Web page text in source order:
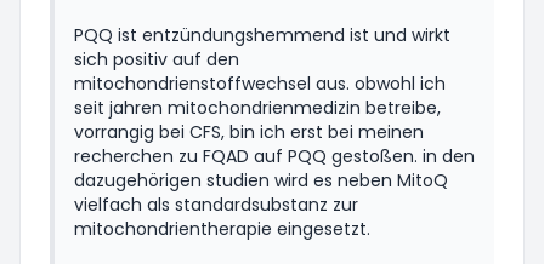
PQQ ist entzündungshemmend ist und wirkt
sich positiv auf den
mitochondrienstoffwechsel aus. obwohl ich
seit jahren mitochondrienmedizin betreibe,
vorrangig bei CFS, bin ich erst bei meinen
recherchen zu FQAD auf PQQ gestoßen. in den
dazugehörigen studien wird es neben MitoQ
vielfach als standardsubstanz zur
mitochondrientherapie eingesetzt.